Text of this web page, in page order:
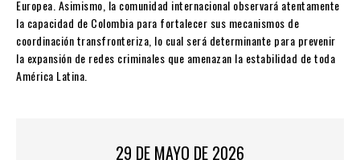
Europea. Asimismo, la comunidad internacional observará atentamente
la capacidad de Colombia para fortalecer sus mecanismos de
coordinación transfronteriza, lo cual será determinante para prevenir
la expansión de redes criminales que amenazan la estabilidad de toda
América Latina.
29 DE MAYO DE 2026